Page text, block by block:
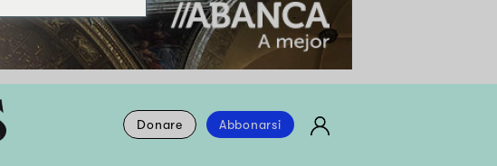
Donare Abbonarsi